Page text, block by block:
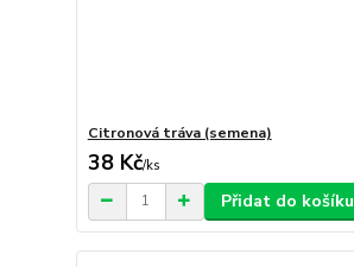
Citronová tráva (semena)
38 Kč/ks
Přidat do košíku